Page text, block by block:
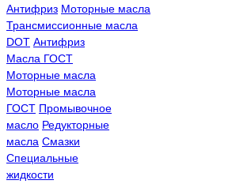
Антифриз Моторные масла
Трансмисcионные масла
DOT Антифриз
Масла ГОСТ
Моторные масла
Моторные масла
ГОСТ Промывочное
масло Редукторные
масла Смазки
Специальные
жидкости